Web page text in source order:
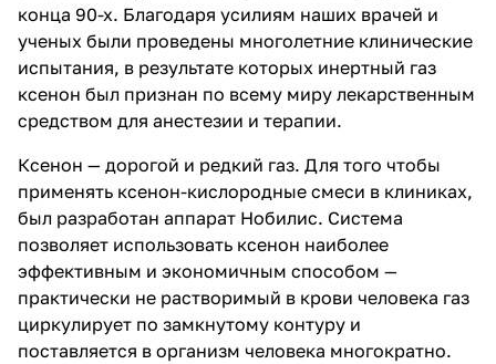
конца 90-х. Благодаря усилиям наших врачей и
ученых были проведены многолетние клинические
испытания, в результате которых инертный газ
ксенон был признан по всему миру лекарственным
средством для анестезии и терапии.
Ксенон — дорогой и редкий газ. Для того чтобы
применять ксенон-кислородные смеси в клиниках,
был разработан аппарат Нобилис. Система
позволяет использовать ксенон наиболее
эффективным и экономичным способом —
практически не растворимый в крови человека газ
циркулирует по замкнутому контуру и
поставляется в организм человека многократно.